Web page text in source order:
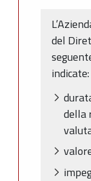
del
indicate:
della